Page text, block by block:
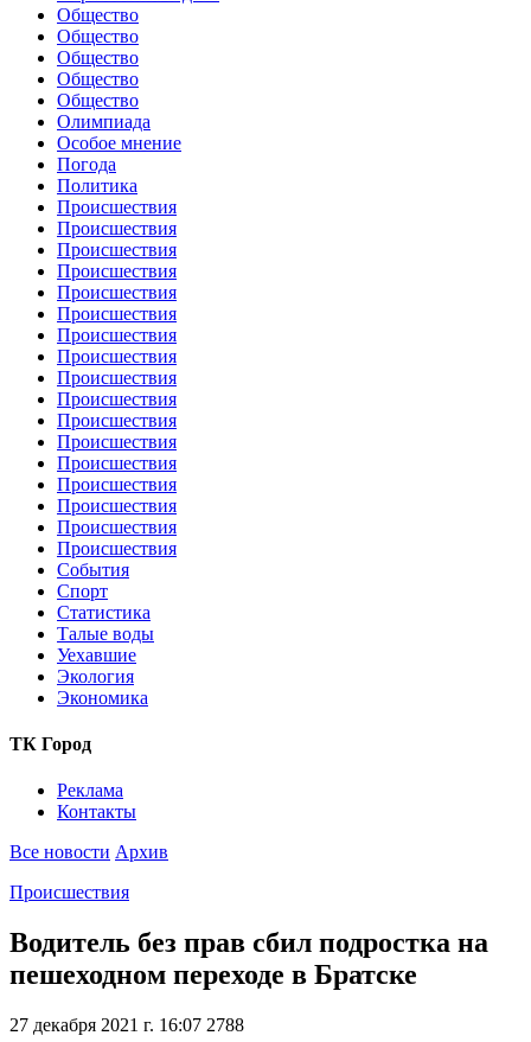
Общество
Общество
Общество
Общество
Общество
Олимпиада
Особое мнение
Погода
Политика
Происшествия
Происшествия
Происшествия
Происшествия
Происшествия
Происшествия
Происшествия
Происшествия
Происшествия
Происшествия
Происшествия
Происшествия
Происшествия
Происшествия
Происшествия
Происшествия
Происшествия
События
Спорт
Статистика
Талые воды
Уехавшие
Экология
Экономика
ТК Город
Реклама
Контакты
Все новости Архив
Происшествия
Водитель без прав сбил подростка на
пешеходном переходе в Братске
27 декабря 2021 г. 16:07 2788